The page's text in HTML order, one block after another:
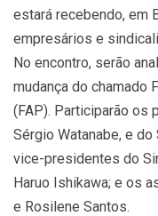
estará recebendo, em
empresários e
No encontro, serão
mudança do chamado
(FAP). Participarão os
Sérgio Watanabe, e do
vice-presidentes do
Haruo Ishikawa; e os
e Rosilene Santos.